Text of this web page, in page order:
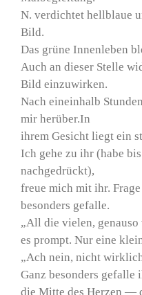
N. verdichtet hellblaue
Bild.
Das grüne Innenleben
Auch an dieser Stelle
Bild einzuwirken.
Nach eineinhalb
mir herüber.In
ihrem Gesicht liegt ein
Ich gehe zu ihr (habe
nachgedrückt),
freue mich mit ihr.
besonders gefalle.
„All die vielen,
es prompt. Nur eine
„Ach nein, nicht
Ganz besonders
die Mitte des Herzen —